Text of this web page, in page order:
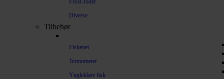
Frost-foder
Diverse
Tilbehør
Fiskenet
Termometer
Yngleklare fisk